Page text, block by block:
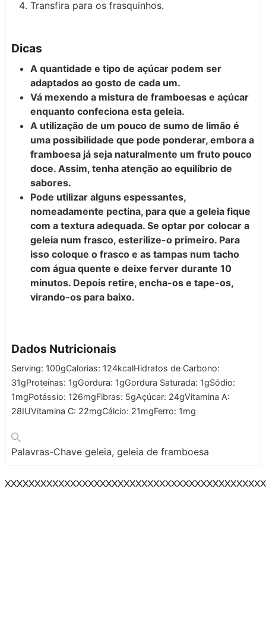
Transfira para os frasquinhos.
Dicas
A quantidade e tipo de açúcar podem ser
adaptados ao gosto de cada um.
Vá mexendo a mistura de framboesas e açúcar
enquanto confeciona esta geleia.
A utilização de um pouco de sumo de limão é
uma possibilidade que pode ponderar, embora a
framboesa já seja naturalmente um fruto pouco
doce. Assim, tenha atenção ao equilíbrio de
sabores.
Pode utilizar alguns espessantes,
nomeadamente pectina, para que a geleia fique
com a textura adequada. Se optar por colocar a
geleia num frasco, esterilize-o primeiro. Para
isso coloque o frasco e as tampas num tacho
com água quente e deixe ferver durante 10
minutos. Depois retire, encha-os e tape-os,
virando-os para baixo.
Dados Nutricionais
Serving: 100gCalorias: 124kcalHidratos de Carbono:
31gProteínas: 1gGordura: 1gGordura Saturada: 1gSódio:
1mgPotássio: 126mgFibras: 5gAçúcar: 24gVitamina A:
28IUVitamina C: 22mgCálcio: 21mgFerro: 1mg
Palavras-Chave geleia, geleia de framboesa